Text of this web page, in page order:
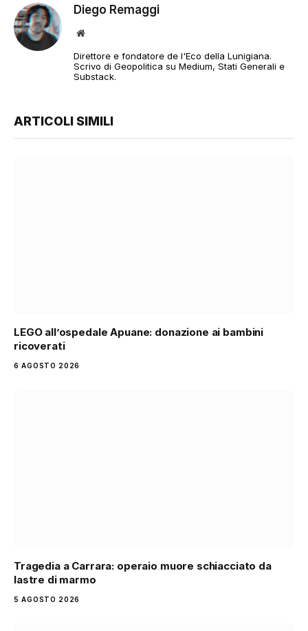
Diego Remaggi
Sito
Direttore e fondatore de l'Eco della Lunigiana.
Scrivo di Geopolitica su Medium, Stati Generali e
Substack.
ARTICOLI SIMILI
LEGO all’ospedale Apuane: donazione ai bambini
ricoverati
6 AGOSTO 2026
Tragedia a Carrara: operaio muore schiacciato da
lastre di marmo
5 AGOSTO 2026